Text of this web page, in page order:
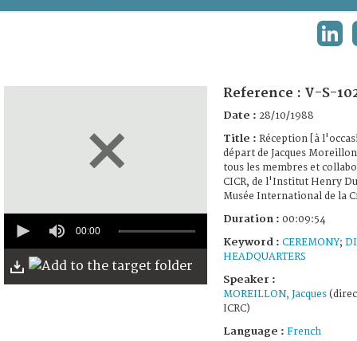
seconds
minutes,
54
00:00
Reference : V-S-
Date : 28/10/1988
Title : Réception [à
départ de Jacques Moreillon
tous les membres et
CICR, de l'Institut Henry
Musée International de la
Duration : 00:09:54
Keyword : CEREMONY;
HEADQUARTERS
Speaker :
MOREILLON, Jacques
ICRC)
Language : French